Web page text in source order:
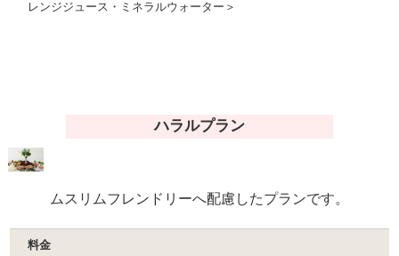
レンジジュース・ミネラルウォーター＞
ハラルプラン
ムスリムフレンドリーへ配慮したプランです。
料金